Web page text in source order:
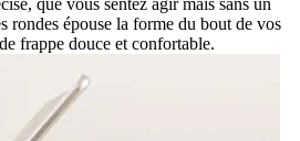
rondes épouse la forme du bout de vos
frappe douce et confortable.